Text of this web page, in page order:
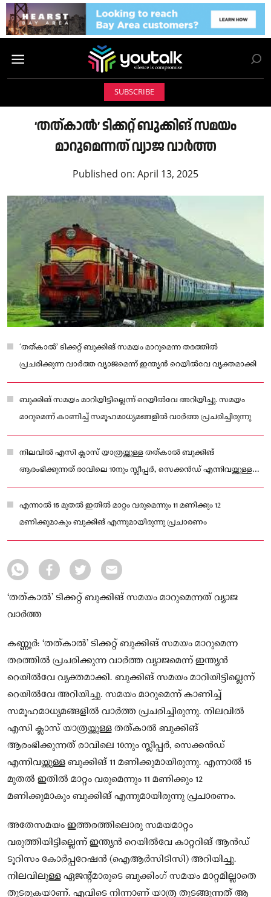
SUBSCRIBE
‘തത്കാൽ’ ടിക്കറ്റ് ബുക്കിങ്‌ സമയം
മാറുമെന്നത് വ്യാജ വാർത്ത
Published on: April 13, 2025
‘തത്കാൽ’ ടിക്കറ്റ് ബുക്കിങ്‌ സമയം മാറുമെന്ന തരത്തിൽ
പ്രചരിക്കുന്ന വാർത്ത വ്യാജമെന്ന് ഇന്ത്യൻ റെയിൽവേ വ്യക്തമാക്കി
ബുക്കിങ്‌ സമയം മാറിയിട്ടില്ലെന്ന് റെയിൽവേ അറിയിച്ചു. സമയം
മാറുമെന്ന് കാണിച്ച് സമൂഹമാധ്യമങ്ങളിൽ വാർത്ത പ്രചരിച്ചിരുന്നു
നിലവിൽ എസി ക്ലാസ് യാത്രയ്ക്കുള്ള തത്കാൽ ബുക്കിങ്‌
ആരംഭിക്കുന്നത്‌ രാവിലെ 10നും സ്ലീപ്പർ, സെക്കൻഡ് എന്നിവയ്ക്കുള്ള
ബുക്കിങ്‌ 11 മണിക്കുമായിരുന്നു
എന്നാൽ 15 മുതൽ ഇതിൽ മാറ്റം വരുമെന്നും 11 മണിക്കും 12
മണിക്കുമാകും ബുക്കിങ്‌ എന്നുമായിരുന്നു പ്രചാരണം
‘തത്കാൽ’ ടിക്കറ്റ് ബുക്കിങ്‌ സമയം മാറുമെന്നത് വ്യാജ
വാർത്ത
കണ്ണൂർ: ‘തത്കാൽ’ ടിക്കറ്റ് ബുക്കിങ്‌ സമയം മാറുമെന്ന
തരത്തിൽ പ്രചരിക്കുന്ന വാർത്ത വ്യാജമെന്ന് ഇന്ത്യൻ
റെയിൽവേ വ്യക്തമാക്കി. ബുക്കിങ്‌ സമയം മാറിയിട്ടില്ലെന്ന്
റെയിൽവേ അറിയിച്ചു. സമയം മാറുമെന്ന് കാണിച്ച്
സമൂഹമാധ്യമങ്ങളിൽ വാർത്ത പ്രചരിച്ചിരുന്നു. നിലവിൽ
എസി ക്ലാസ് യാത്രയ്ക്കുള്ള തത്കാൽ ബുക്കിങ്‌
ആരംഭിക്കുന്നത്‌ രാവിലെ 10നും സ്ലീപ്പർ, സെക്കൻഡ്
എന്നിവയ്ക്കുള്ള ബുക്കിങ്‌ 11 മണിക്കുമായിരുന്നു. എന്നാൽ 15
മുതൽ ഇതിൽ മാറ്റം വരുമെന്നും 11 മണിക്കും 12
മണിക്കുമാകും ബുക്കിങ്‌ എന്നുമായിരുന്നു പ്രചാരണം.
അതേസമയം ഇത്തരത്തിലൊരു സമയമാറ്റം
വരുത്തിയിട്ടില്ലെന്ന് ഇന്ത്യൻ റെയിൽവേ കാറ്ററിങ്‌ ആൻഡ്‌
ടൂറിസം കോർപ്പറേഷൻ (ഐആർസിടിസി) അറിയിച്ചു.
നിലവിലുള്ള ഏജന്റ്മാരുടെ ബുക്കിംഗ് സമയം മാറ്റമില്ലാതെ
തുടരുകയാണ്. എവിടെ നിന്നാണ് യാത്ര തുടങ്ങുന്നത് ആ